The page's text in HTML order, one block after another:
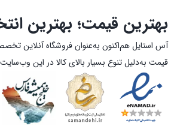
بهترین قیمت؛ بهترین
آس استایل هم‌اکنون به‌عنوان فروشگاه آنلاین
قیمت به‌دلیل تنوع بسیار بالای کالا در این